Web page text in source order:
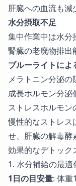
肝臓への血流も
水分摂取不足
集中作業中は水分
腎臓の老廃物排出
ブルーライトによ
メラトニン分泌の
成長ホルモン分泌
ストレスホルモン
慢性的なストレス
せ、肝臓の解毒酵
効果的なデトック
1. 水分補給の最適
1日の目安量: 体